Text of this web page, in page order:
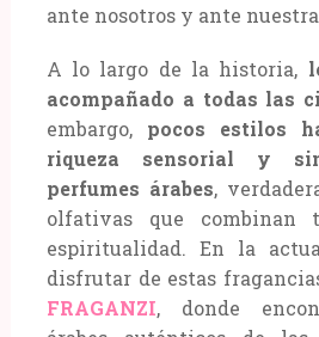
ante nosotros y ante
A lo largo de la historia,
acompañado a todas las
embargo,pocos estilos
riqueza sensorial y
perfumes árabes,
olfativas que combinan
espiritualidad. En la
disfrutar de estas
FRAGANZI, donde